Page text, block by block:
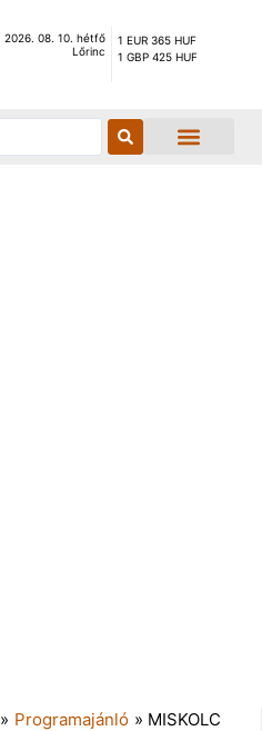
2026. 08. 10. hétfő
Lőrinc
1 EUR 365 HUF
1 GBP 425 HUF
» Programajánló » MISKOLC